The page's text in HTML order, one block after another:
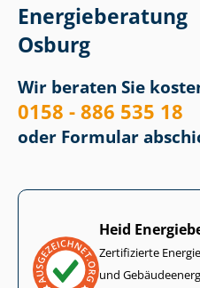
Energieberatung
Osburg
Wir beraten Sie
0158 - 886 535 18
oder Formular
Heid
Zertifizierte
und